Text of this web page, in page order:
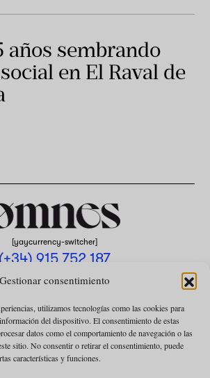
Gestionar consentimiento
utilizamos tecnologías como las cookies para
del dispositivo. El consentimiento de estas
datos como el comportamiento de navegación o las
sitio. No consentir o retirar el consentimiento, puede
características y funciones.
años sembrando
en El Raval de
[yaycurrency-switcher]
(+34) 915 752 187